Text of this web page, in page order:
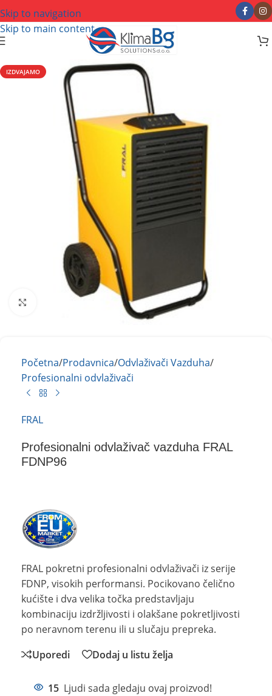
Skip to navigation
Skip to main content
IZDVAJAMO
Kliknite za uvećanje
Početna/Prodavnica/Odvlaživači Vazduha/
Profesionalni odvlaživači
FRAL
Profesionalni odvlaživač vazduha FRAL
FDNP96
FRAL pokretni profesionalni odvlaživači iz serije
FDNP, visokih performansi. Pocikovano čelično
kućište i dva velika točka predstavljaju
kombinaciju izdržljivosti i olakšane pokretljivosti
po neravnom terenu ili u slučaju prepreka.
Uporedi
Dodaj u listu želja
15 Ljudi sada gledaju ovaj proizvod!